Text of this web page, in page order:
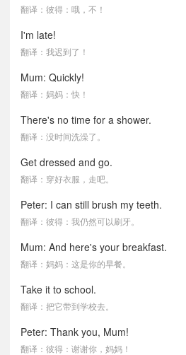
翻译：彼得：哦，不！
I'm late!
翻译：我迟到了！
Mum: Quickly!
翻译：妈妈：快！
There's no time for a shower.
翻译：没时间洗澡了。
Get dressed and go.
翻译：穿好衣服，走吧。
Peter: I can still brush my teeth.
翻译：彼得：我仍然可以刷牙。
Mum: And here's your breakfast.
翻译：妈妈：这是你的早餐。
Take it to school.
翻译：把它带到学校去。
Peter: Thank you, Mum!
翻译：彼得：谢谢你，妈妈！